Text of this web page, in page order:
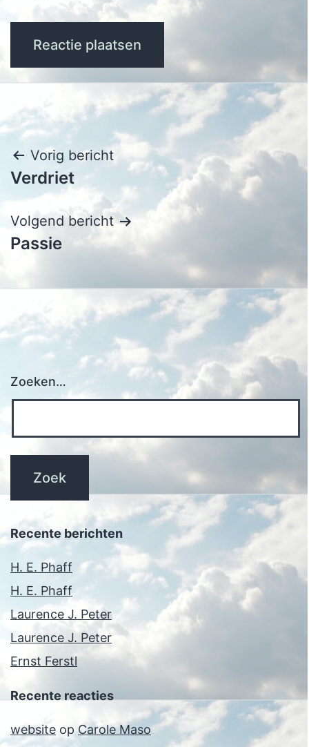
Bericht
navigatie
Vorig bericht
Verdriet
Volgend bericht
Passie
Zoeken…
Recente berichten
H. E. Phaff
H. E. Phaff
Laurence J. Peter
Laurence J. Peter
Ernst Ferstl
Recente reacties
website opCarole Maso